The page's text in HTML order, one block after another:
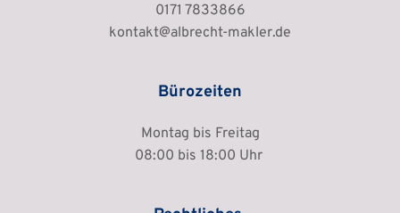
0171 7833866
kontakt@albrecht-makler.de
Bürozeiten
Montag bis Freitag
08:00 bis 18:00 Uhr